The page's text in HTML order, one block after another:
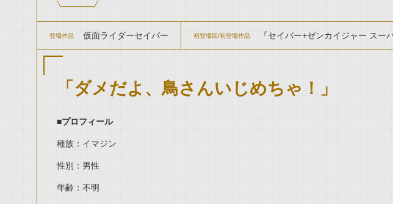
登場作品 仮面ライダーセイバー 初登場回/初登場作品 『セイバー+ゼンカイジャー ス
「ダメだよ、鳥さんいじめちゃ！」
■プロフィール
種族：イマジン
性別：男性
年齢：不明